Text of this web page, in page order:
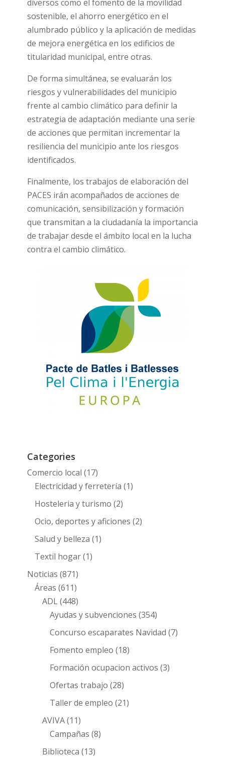
diversos como el fomento de la movilidad
sostenible, el ahorro energético en el
alumbrado público y la aplicación de medidas
de mejora energética en los edificios de
titularidad municipal, entre otras.
De forma simultánea, se evaluarán los
riesgos y vulnerabilidades del municipio
frente al cambio climático para definir la
estrategia de adaptación mediante una serie
de acciones que permitan incrementar la
resiliencia del municipio ante los riesgos
identificados.
Finalmente, los trabajos de elaboración del
PACES irán acompañados de acciones de
comunicación, sensibilización y formación
que transmitan a la ciudadanía la importancia
de trabajar desde el ámbito local en la lucha
contra el cambio climático.
Categories
Comercio local (17)
Electricidad y ferretería (1)
Hosteleria y turismo (2)
Ocio, deportes y aficiones (2)
Salud y belleza (1)
Textil hogar(1)
Noticias (871)
Áreas (611)
ADL(448)
Ayudas y subvenciones (354)
Concurso escaparates Navidad (7)
Fomento empleo (18)
Formación ocupacion activos (3)
Ofertas trabajo (28)
Taller de empleo (21)
AVIVA(11)
Campañas (8)
Biblioteca (13)